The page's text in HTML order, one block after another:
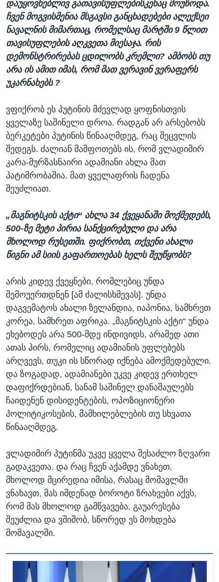
დაუყოვნებლივ გათავისუფლებისკენაც მოუწოდა.
ჩვენ მოგვისმენია მსგავსი განცხადებები ალექსეი
ნავალნის მიმართაც, რომელსაც მარტში 9 წლით
თავისუფლების აღკვეთა მიესაჯა. რის
დემონსტრირებას ცდილობს კრემლი? ამბობს თუ
არა ის ამით იმას, რომ მათ ვერავინ ვერაფერს
უკარნახებს ?
ვფიქრობ ეს პუტინის მძევლად ყოფნისთვის
ყველაზე საშინელი დროა. რადგან არ არსებობს
ბერკეტები პუტინის წინააღმდეგ, რაც შეცვლის
შედეგს. ძალიან მაშფოთებს ის, რომ ვლადიმირ
კარა-მურზასნაირი ადამიანი ახლა მათ
პატიმრობაშია. მათ ყველაფრის ჩადენა
შეუძლიათ.
„მაგნიტსკის აქტი“ ახლა 34 ქვეყანაში მოქმედებს,
500-ზე მეტი პირია სანქცირებული და არა
მხოლოდ რუსეთში. ფიქრობთ, თქვენი ახალი
წიგნი ამ სიის გაფართოებას ხელს შეუწყობს?
არის კიდევ ქვეყნები, რომლებიც უნდა
შემოუერთდნენ [ამ ძალისხმევას]. უნდა
დაგვემატოს ახალი ზელანდია, იაპონია, სამხრეთ
კორეა, სამხრეთ აფრიკა. „მაგნიტსკის აქტი“ უნდა
ეხებოდეს არა 500-მდე ინდივიდს, არამედ ათი
ათას პირს, რომელიც ადამიანის უფლებებს
არღვევს, თუკი ის სწორად იქნება ამოქმედებული.
და ზოგადად, ადამიანები უკვე კიდევ ერთხელ
დაფიქრდებიან, სანამ საშინელ დანაშაულებს
ჩაიდენენ დისიდენტების, ოპოზიციონერი
პოლიტიკოსების, მამხილებლების თუ სხვათა
წინააღმდეგ.
ვლადიმირ პუტინმა უკვე ყველა შესაძლო ზღვარი
გადაკვეთა. და რაც ჩვენ აქამდე ვნახეთ,
მხოლოდ მცირედია იმისა, რასაც მომავლში
ვნახავთ, მას იმდენად ბოროტი ზრახვები აქვს,
რომ მას მხოლოდ გამწვავება, გაუარესება
შეუძლია და ვშიშობ, სწორედ ეს მოხდება
მომავალში.